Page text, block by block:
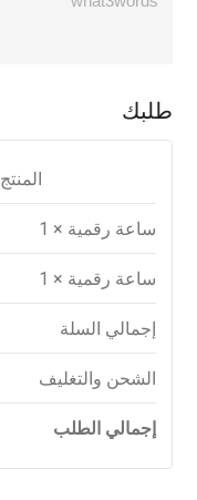
طلبك
المنتج
ساعة رقمية × 1
ساعة رقمية × 1
إجمالي السلة
الشحن والتغليف
إجمالي الطلب